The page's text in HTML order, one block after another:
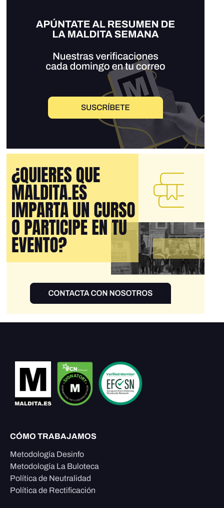
CÓMO TRABAJAMOS
Metodología Desinfo
Metodología La Buloteca
Política de Neutralidad
Política de Rectificación